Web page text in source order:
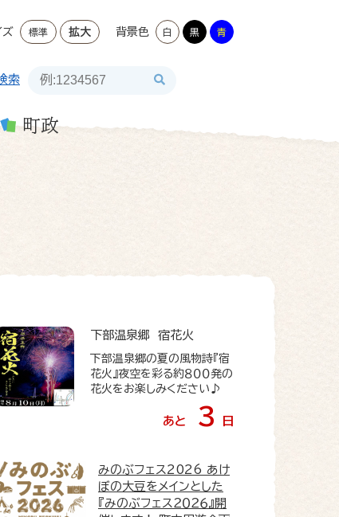
ズ 標準 拡大 背景色 白 黒 青
索
町政
下部温泉郷 宿花火
下部温泉郷の夏の風物詩『宿
花火』夜空を彩る約８００発の
花火をお楽しみください♪
あと 3 日
みのぶフェス2026 あけ
ぼの大豆をメインとした
『みのぶフェス２０２６』開